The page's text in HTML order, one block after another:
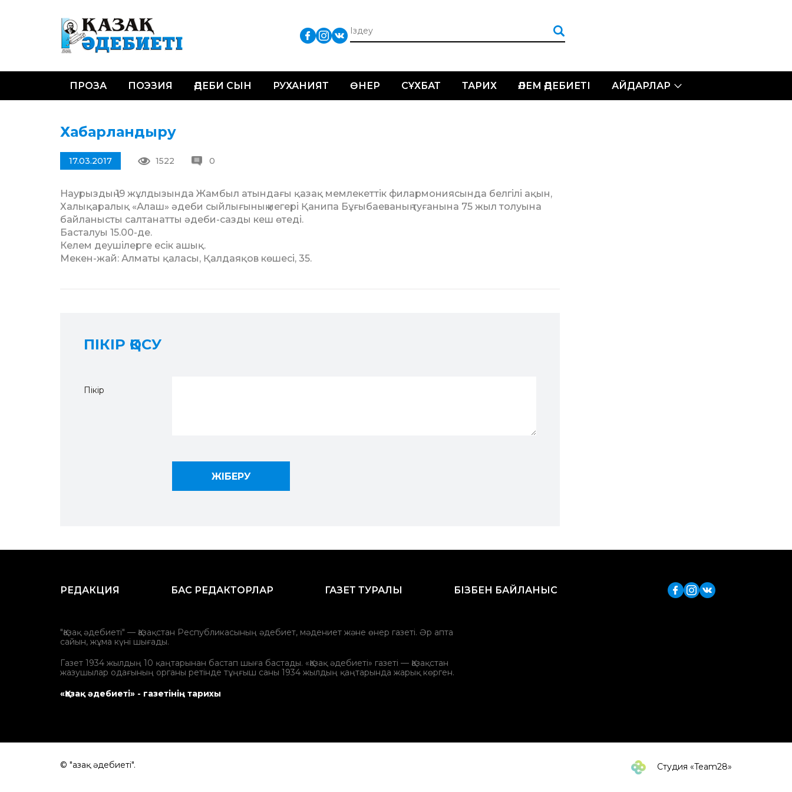
ПРОЗА ПОЭЗИЯ ӘДЕБИ СЫН РУХАНИЯТ ӨНЕР СҰХБАТ ТАРИХ ӘЛЕМ ӘДЕБИЕТІ АЙДАРЛАР
Хабарландыру
17.03.2017 1522 0
Наурыздың 19 жұлдызында Жамбыл атындағы қа­­зақ мемле­кеттік фи­­лар­мониясында белгілі ақын,
Ха­­лықаралық «Алаш» әде­би сый­лы­ғының иегері Қани­па Бұғы­баева­ның туғанына 75 жыл толуына
байланысты салтанатты әдеби-сазды кеш өтеді.
Басталуы 15.00-де.
Келем деушілерге есік ашық.
Мекен-жай: Алматы қаласы, Қалдаяқов көшесі, 35.
ПІКІР ҚОСУ
Пікір
РЕДАКЦИЯ БАС РЕДАКТОРЛАР ГАЗЕТ ТУРАЛЫ БІЗБЕН БАЙЛАНЫС
"Қазақ әдебиеті" — Қазақстан Республикасының әдебиет, мәдениет және өнер газеті. Әр апта
сайын, жұма күні шығады.
Газет 1934 жылдың 10 қаңтарынан бастап шыға бастады. «Қазақ әдебиеті» газеті — Қазақстан
жазушылар одағының органы ретінде тұңғыш саны 1934 жылдың қаңтарында жарық көрген.
«Қазақ әдебиеті» - газетінің тарихы
© "Қазақ әдебиеті". Студия «Team28»